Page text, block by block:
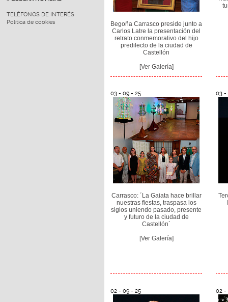
TELÉFONOS DE INTERÉS
Política de cookies
Begoña Carrasco preside junto a
Carlos Latre la presentación del
retrato conmemorativo del hijo
predilecto de la ciudad de
Castellón
[Ver Galería]
03 - 09 - 25
Carrasco: ´La Gaiata hace brillar
nuestras fiestas, traspasa los
siglos uniendo pasado, presente
y futuro de la ciudad de
Castellón´
[Ver Galería]
03 -
02 - 09 - 25 02 -